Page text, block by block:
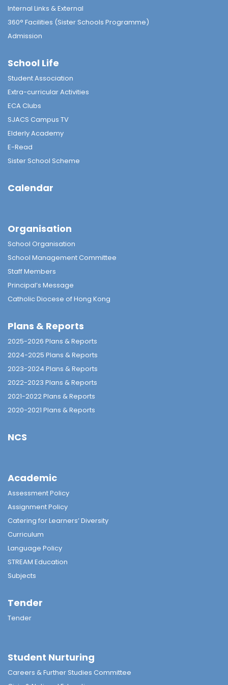
Internal Links & External
360° Facilities (Sister Schools Programme)
Admission
School Life
Student Association
Extra-curricular Activities
ECA Clubs
SJACS Campus TV
Elderly Academy
E-Read
Sister School Scheme
Calendar
Organisation
School Organisation
School Management Committee
Staff Members
Principal’s Message
Catholic Diocese of Hong Kong
Plans & Reports
2025-2026 Plans & Reports
2024-2025 Plans & Reports
2023-2024 Plans & Reports
2022-2023 Plans & Reports
2021-2022 Plans & Reports
2020-2021 Plans & Reports
NCS
Academic
Assessment Policy
Assignment Policy
Catering for Learners’ Diversity
Curriculum
Language Policy
STREAM Education
Subjects
Tender
Tender
Student Nurturing
Careers & Further Studies Committee